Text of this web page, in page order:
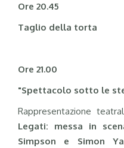
Ore 20.45
Taglio della torta
Ore 21.00
"Spettacolo sotto le
Rappresentazione
Legati: messa in
Simpson e Simon